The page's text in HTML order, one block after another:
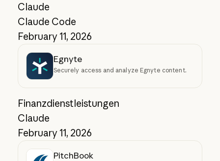
Claude
Claude Code
February 11, 2026
Egnyte
Securely access and analyze Egnyte content.
Finanzdienstleistungen
Claude
February 11, 2026
PitchBook